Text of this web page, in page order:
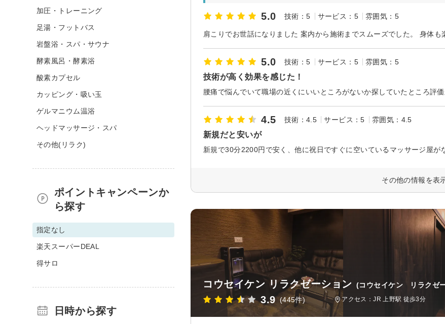
5.0 技術：5 サービス：5 雰囲気：5
肩こりでお世話になりました 案内から施術までスムーズでした。 身体も
5.0 技術：5 サービス：5 雰囲気：5
技術が高く効果を感じた！
4.5 技術：4.5 サービス：5 雰囲気：4.5
新規だと安いが
その他の情報を表
コウセイケン リラクゼーション (コウセイケン リラクゼ
3.9 (445件) アクセス：JR 上野駅 徒歩3分
加圧・トレーニング
足湯・フットバス
岩盤浴・スパ・サウナ
酵素風呂・酵素浴
酸素カプセル
カッピング・吸い玉
ゲルマニウム温浴
ヘッドマッサージ・スパ
その他(リラク)
ポイントキャンペーンか
ら探す
指定なし
楽天スーパーDEAL
得サロ
日時から探す